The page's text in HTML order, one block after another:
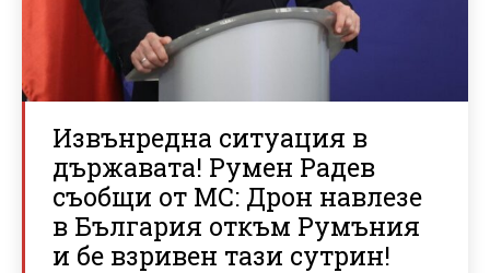
Извънредна ситуация в
държавата! Румен Радев
съобщи от МС: Дрон навлезе
в България откъм Румъния
и бе взривен тази сутрин!